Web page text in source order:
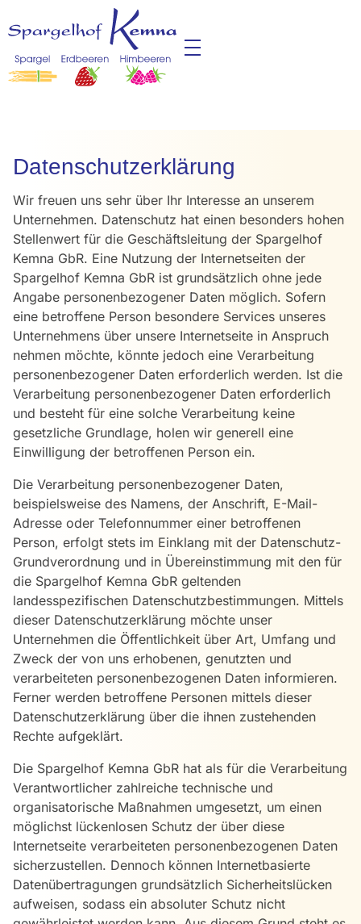
Datenschutzerklärung
Wir freuen uns sehr über Ihr Interesse an unserem
Unternehmen. Datenschutz hat einen besonders hohen
Stellenwert für die Geschäftsleitung der Spargelhof
Kemna GbR. Eine Nutzung der Internetseiten der
Spargelhof Kemna GbR ist grundsätzlich ohne jede
Angabe personenbezogener Daten möglich. Sofern
eine betroffene Person besondere Services unseres
Unternehmens über unsere Internetseite in Anspruch
nehmen möchte, könnte jedoch eine Verarbeitung
personenbezogener Daten erforderlich werden. Ist die
Verarbeitung personenbezogener Daten erforderlich
und besteht für eine solche Verarbeitung keine
gesetzliche Grundlage, holen wir generell eine
Einwilligung der betroffenen Person ein.
Die Verarbeitung personenbezogener Daten,
beispielsweise des Namens, der Anschrift, E-Mail-
Adresse oder Telefonnummer einer betroffenen
Person, erfolgt stets im Einklang mit der Datenschutz-
Grundverordnung und in Übereinstimmung mit den für
die Spargelhof Kemna GbR geltenden
landesspezifischen Datenschutzbestimmungen. Mittels
dieser Datenschutzerklärung möchte unser
Unternehmen die Öffentlichkeit über Art, Umfang und
Zweck der von uns erhobenen, genutzten und
verarbeiteten personenbezogenen Daten informieren.
Ferner werden betroffene Personen mittels dieser
Datenschutzerklärung über die ihnen zustehenden
Rechte aufgeklärt.
Die Spargelhof Kemna GbR hat als für die Verarbeitung
Verantwortlicher zahlreiche technische und
organisatorische Maßnahmen umgesetzt, um einen
möglichst lückenlosen Schutz der über diese
Internetseite verarbeiteten personenbezogenen Daten
sicherzustellen. Dennoch können Internetbasierte
Datenübertragungen grundsätzlich Sicherheitslücken
aufweisen, sodass ein absoluter Schutz nicht